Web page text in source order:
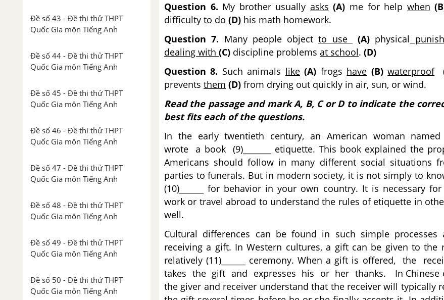
Đề số 43 - Đề thi thử THPT
Quốc Gia môn Tiếng Anh
Đề số 44 - Đề thi thử THPT
Quốc Gia môn Tiếng Anh
Đề số 45 - Đề thi thử THPT
Quốc Gia môn Tiếng Anh
Đề số 46 - Đề thi thử THPT
Quốc Gia môn Tiếng Anh
Đề số 47 - Đề thi thử THPT
Quốc Gia môn Tiếng Anh
Đề số 48 - Đề thi thử THPT
Quốc Gia môn Tiếng Anh
Đề số 49 - Đề thi thử THPT
Quốc Gia môn Tiếng Anh
Đề số 50 - Đề thi thử THPT
Quốc Gia môn Tiếng Anh
Question 6. My brother usually asks (A) me for help when
difficulty to do (D) his math homework.
Question 7. Many people objectto use (A) physical
dealing with (C) discipline problems at school. (D)
Question 8. Such animals like (A) frogs have (B) waterproof
prevents them (D) from drying out quickly in air, sun, or wind.
Read the passage and mark A, B, C or D to indicate the
best fits each of the questions.
In the early twentieth century, an American woman
wrote a book (9)_______ etiquette. This book explained the
Americans should follow in many different social situations
parties to funerals. But in modern society, it is not simply to
(10)______ for behavior in your own country. It is necessary
work or travel abroad to understand the rules of etiquette in
well.
Cultural differences can be found in such simple processes
receiving a gift. In Western cultures, a gift can be given to the
relatively (11)______ ceremony. When a gift is offered, the
takes the gift and expresses his or her thanks. In Chinese
the giver and receiver understand that the receiver will typically